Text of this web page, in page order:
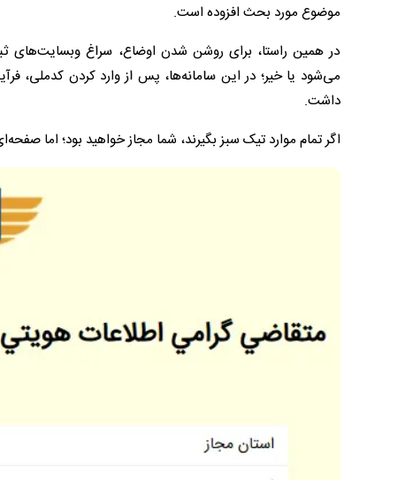
موضوع مورد بحث افزوده است.
در همین راستا، برای روشن شدن اوضاع، سراغ وبسایت‌های
می‌شود یا خیر؛ در این سامانه‌ها، پس از وارد کردن کدملی،
داشت.
اگر تمام موارد تیک سبز بگیرند، شما مجاز خواهید بود؛ اما